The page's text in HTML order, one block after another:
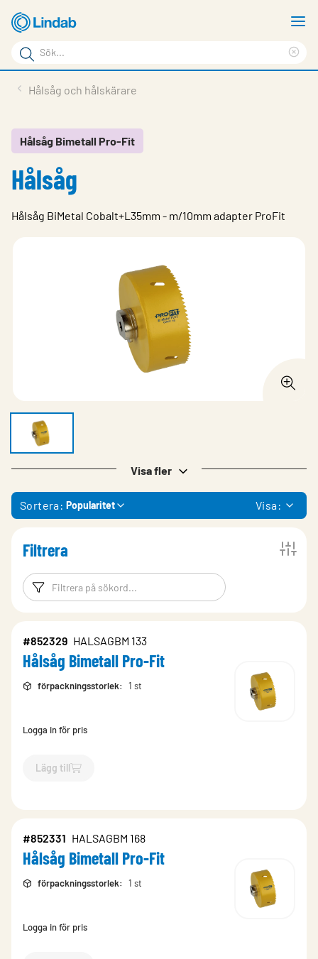
Hoppa
till
huvudinnehållet
Sökord
Sök
på
Service & Support
Hållbarhet
Hålsåg och hålskärare
Hålsåg Bimetall Pro-Fit
Hålsåg
Hålsåg BiMetal Cobalt+L35mm - m/10mm adapter ProFit
Visa fler
Sortera: Popularitet Visa:
Filtrera
Filtreringsord Filtrera
#852329 HALSAGBM 133
Hålsåg Bimetall Pro-Fit
förpackningsstorlek: 1 st
Logga in för pris
Lägg till
`$Lägg till
#852331 HALSAGBM 168
Hålsåg Bimetall Pro-Fit
förpackningsstorlek: 1 st
Logga in för pris